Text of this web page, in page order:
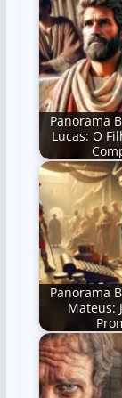
Panorama
Lucas: O
Panorama
Mateus: